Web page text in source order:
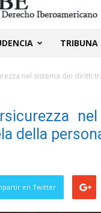
TRIBUNA
nel sistema dei diritti
della
en Twitter